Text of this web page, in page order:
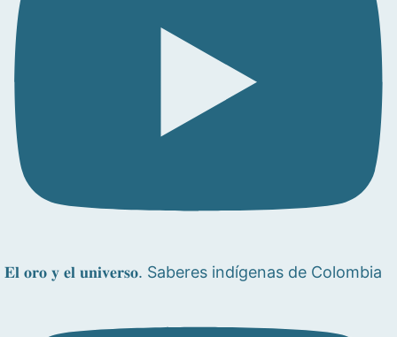
𝐄𝐥 𝐨𝐫𝐨 𝐲 𝐞𝐥 𝐮𝐧𝐢𝐯𝐞𝐫𝐬𝐨. Saberes indígenas de Colombia